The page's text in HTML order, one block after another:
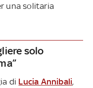
una solitaria
solo
di Lucia Annibali,